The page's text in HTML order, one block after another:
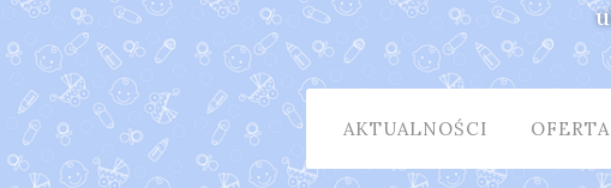
AKTUALNOŚCI OFERTA